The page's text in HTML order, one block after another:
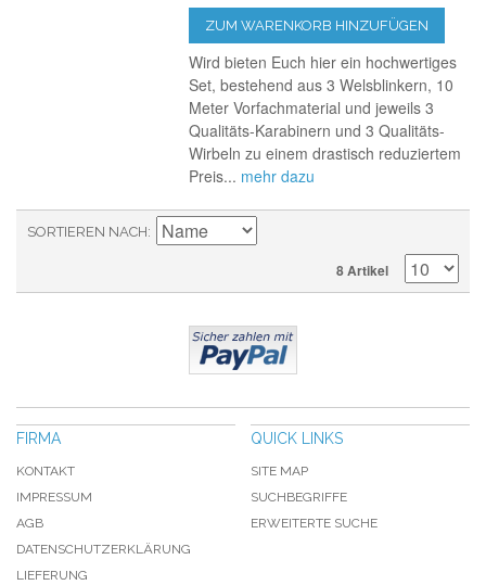
ZUM WARENKORB HINZUFÜGEN
Wird bieten Euch hier ein hochwertiges
Set, bestehend aus 3 Welsblinkern, 10
Meter Vorfachmaterial und jeweils 3
Qualitäts-Karabinern und 3 Qualitäts-
Wirbeln zu einem drastisch reduziertem
Preis... mehr dazu
SORTIEREN NACH
8 Artikel
FIRMA
KONTAKT
IMPRESSUM
AGB
DATENSCHUTZERKLÄRUNG
LIEFERUNG
QUICK LINKS
SITE MAP
SUCHBEGRIFFE
ERWEITERTE SUCHE